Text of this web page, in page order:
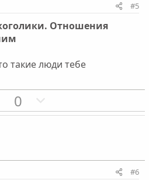
н
ы
й
г
о
о
в
н
й
г
о
о
#5
Отношения
такие люди тебе
П
о
т
0
е
т
#6